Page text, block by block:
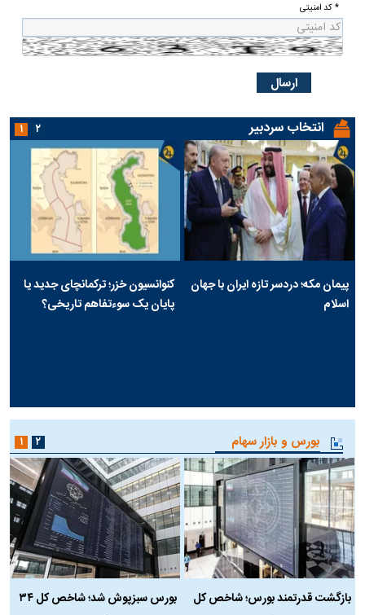
* کد امنیتی
انتخاب سردبیر
پیمان مکه؛ دردسر تازه ایران با جهان
اسلام
کنوانسیون خزر؛ ترکمانچای جدید یا
پایان یک سوءتفاهم تاریخی؟
۱ ۲
بورس و بازار سهام
بازگشت قدرتمند بورس؛ شاخص کل
بورس سبزپوش شد؛ شاخص کل ۳۴
۱ ۲